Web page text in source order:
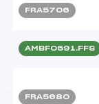
FRA5706
AMBF0591.FFS
FRA5680